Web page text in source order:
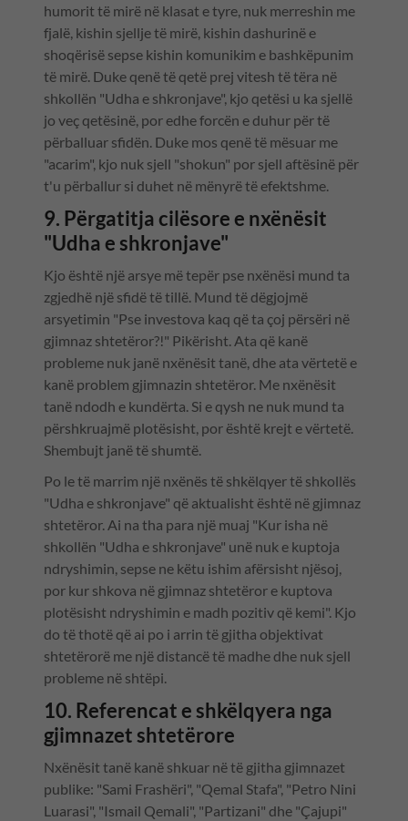
humorit të mirë në klasat e tyre, nuk merreshin me
fjalë, kishin sjellje të mirë, kishin dashurinë e
shoqërisë sepse kishin komunikim e bashkëpunim
të mirë. Duke qenë të qetë prej vitesh të tëra në
shkollën "Udha e shkronjave", kjo qetësi u ka sjellë
jo veç qetësinë, por edhe forcën e duhur për të
përballuar sfidën. Duke mos qenë të mësuar me
"acarim", kjo nuk sjell "shokun" por sjell aftësinë për
t'u përballur si duhet në mënyrë të efektshme.
9. Përgatitja cilësore e nxënësit
"Udha e shkronjave"
Kjo është një arsye më tepër pse nxënësi mund ta
zgjedhë një sfidë të tillë. Mund të dëgjojmë
arsyetimin "Pse investova kaq që ta çoj përsëri në
gjimnaz shtetëror?!" Pikërisht. Ata që kanë
probleme nuk janë nxënësit tanë, dhe ata vërtetë e
kanë problem gjimnazin shtetëror. Me nxënësit
tanë ndodh e kundërta. Si e qysh ne nuk mund ta
përshkruajmë plotësisht, por është krejt e vërtetë.
Shembujt janë të shumtë.
Po le të marrim një nxënës të shkëlqyer të shkollës
"Udha e shkronjave" që aktualisht është në gjimnaz
shtetëror. Ai na tha para një muaj "Kur isha në
shkollën "Udha e shkronjave" unë nuk e kuptoja
ndryshimin, sepse ne këtu ishim afërsisht njësoj,
por kur shkova në gjimnaz shtetëror e kuptova
plotësisht ndryshimin e madh pozitiv që kemi". Kjo
do të thotë që ai po i arrin të gjitha objektivat
shtetërorë me një distancë të madhe dhe nuk sjell
probleme në shtëpi.
10. Referencat e shkëlqyera nga
gjimnazet shtetërore
Nxënësit tanë kanë shkuar në të gjitha gjimnazet
publike: "Sami Frashëri", "Qemal Stafa", "Petro Nini
Luarasi", "Ismail Qemali", "Partizani" dhe "Çajupi"